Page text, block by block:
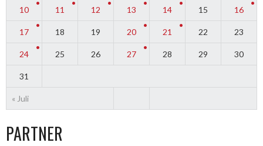
« Juli
10 11 12 13 14 15 16
17 18 19 20 21 22 23
24 25 26 27 28 29 30
31
PARTNER